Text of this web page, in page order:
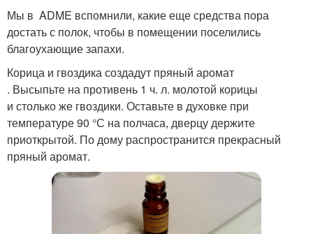
Мы в ADME вспомнили, какие еще средства пора
достать с полок, чтобы в помещении поселились
благоухающие запахи.
Корица и гвоздика создадут пряный аромат
. Высыпьте на противень 1 ч. л. молотой корицы
и столько же гвоздики. Оставьте в духовке при
температуре 90 °С на полчаса, дверцу держите
приоткрытой. По дому распространится прекрасный
пряный аромат.